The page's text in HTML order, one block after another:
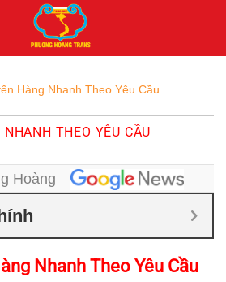
Hàng Nhanh Theo Yêu Cầu
THEO YÊU CẦU
Hoàng
Nhanh Theo Yêu Cầu